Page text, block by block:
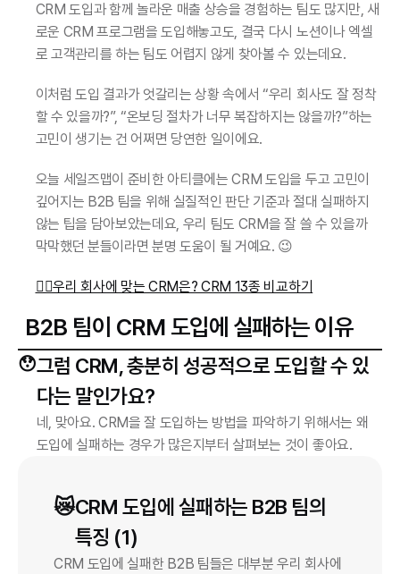
CRM 도입과 함께 놀라운 매출 상승을 경험하는 팀도 많지만, 새
로운 CRM 프로그램을 도입해놓고도, 결국 다시 노션이나 엑셀
로 고객관리를 하는 팀도 어렵지 않게 찾아볼 수 있는데요.
이처럼 도입 결과가 엇갈리는 상황 속에서 “우리 회사도 잘 정착
할 수 있을까?”, “온보딩 절차가 너무 복잡하지는 않을까?”하는
고민이 생기는 건 어쩌면 당연한 일이에요.
오늘 세일즈맵이 준비한 아티클에는 CRM 도입을 두고 고민이
깊어지는 B2B 팀을 위해 실질적인 판단 기준과 절대 실패하지
않는 팁을 담아보았는데요, 우리 팀도 CRM을 잘 쓸 수 있을까
막막했던 분들이라면 분명 도움이 될 거예요. 😉
👉🏻우리 회사에 맞는 CRM은? CRM 13종 비교하기
B2B 팀이 CRM 도입에 실패하는 이유
😯그럼 CRM, 충분히 성공적으로 도입할 수 있
다는 말인가요?
네, 맞아요. CRM을 잘 도입하는 방법을 파악하기 위해서는 왜
도입에 실패하는 경우가 많은지부터 살펴보는 것이 좋아요.
😿CRM 도입에 실패하는 B2B 팀의
특징 (1)